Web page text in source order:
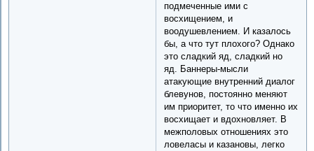
подмеченные ими с
восхищением, и
воодушевлением. И казалось
бы, а что тут плохого? Однако
это сладкий яд, сладкий но
яд. Баннеры-мысли
атакующие внутренний диалог
блевунов, постоянно меняют
им приоритет, то что именно их
восхищает и вдохновляет. В
межполовых отношениях это
ловеласы и казановы, легко